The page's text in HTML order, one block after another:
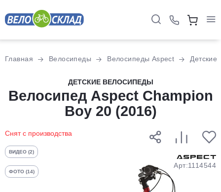
Главная Велосипеды Велосипеды Aspect Детские
ДЕТСКИЕ ВЕЛОСИПЕДЫ
Велосипед Aspect Champion
Boy 20 (2016)
Снят с производства
ВИДЕО (2)
ФОТО (14)
Арт:1114544
Разбейте
оплатуна части
без переплат
График платежей